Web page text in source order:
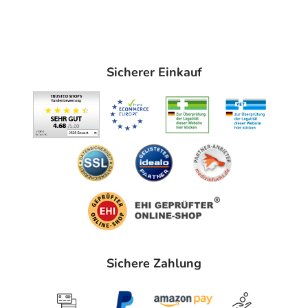
höchstens 3 mal täglich je 25 Tropfen in etwas Wasser
einnehmen. Eine über eine Woche hinausgehende
Einnahme sollte nur nach Rücksprache mit einem
homöopathisch erfahrenen Therapeuten erfolgen.
Bei chronischen Verlaufsformen 1-3 mal täglich je 25
Tropfen in etwas Wasser einnehmen. Bei Besserung der
Beschwerden ist die Häufigkeit der Einnahme zu
Auch homöopathische Arzneimittel sollten ohne
Sicherer Einkauf
Sichere Zahlung